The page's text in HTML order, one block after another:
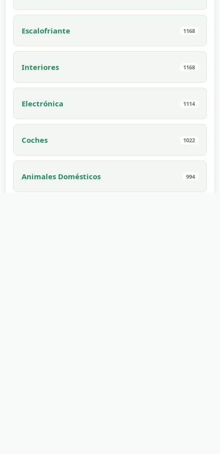
Escalofriante 1168
Interiores 1168
Electrónica 1114
Coches 1022
Animales Domésticos 994